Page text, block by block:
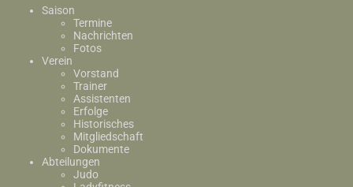
Saison
Termine
Nachrichten
Fotos
Verein
Vorstand
Trainer
Assistenten
Erfolge
Historisches
Mitgliedschaft
Dokumente
Abteilungen
Judo